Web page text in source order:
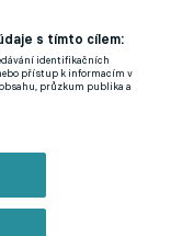
s tímto cílem:
identifikačních
přístup k informacím v
průzkum publika a